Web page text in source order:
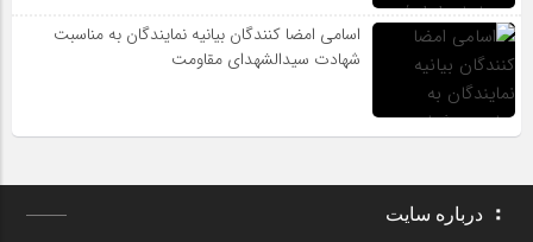
اسامی امضا کنندگان بیانیه نمایندگان به مناسبت
شهادت سیدالشهدای مقاومت
درباره سایت